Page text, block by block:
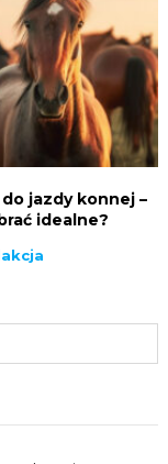
do jazdy konnej –
idealne?